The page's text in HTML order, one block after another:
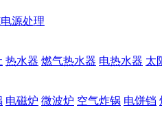
源处理
热水器 燃气热水器 电热水器 太
电磁炉 微波炉 空气炸锅 电饼铛